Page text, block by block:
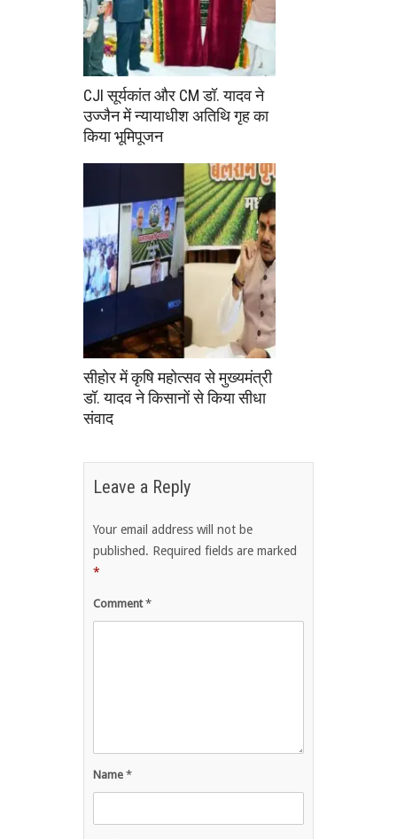
CJI सूर्यकांत और CM डॉ. यादव ने
उज्जैन में न्यायाधीश अतिथि गृह का
किया भूमिपूजन
सीहोर में कृषि महोत्सव से मुख्यमंत्री
डॉ. यादव ने किसानों से किया सीधा
संवाद
Leave a Reply
Your email address will not be
published. Required fields are marked
*
Comment*
Name *